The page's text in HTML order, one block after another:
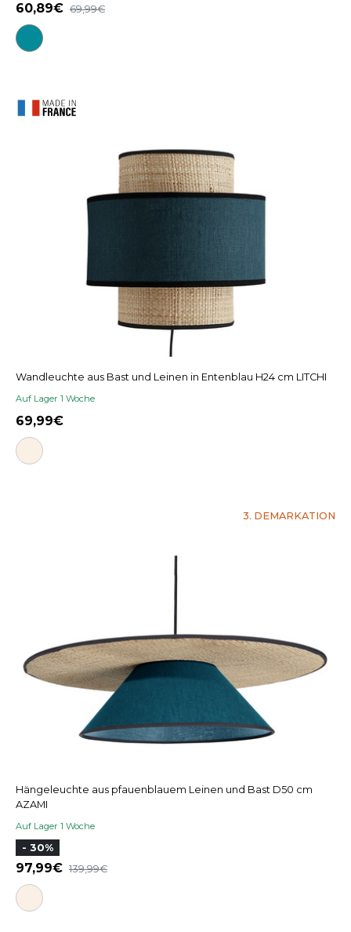
60,89 69,99
Wandleuchte aus Bast und Leinen in Entenblau H24 cm LITCHI
Auf Lager 1 Woche
69,99
3. DEMARKATION
Hängeleuchte aus pfauenblauem Leinen und Bast D50 cm
AZAMI
Auf Lager 1 Woche
- 30%
97,99 139,99